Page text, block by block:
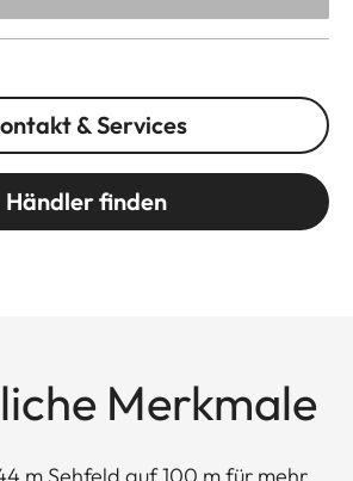
& Services
Händler finden
Merkmale